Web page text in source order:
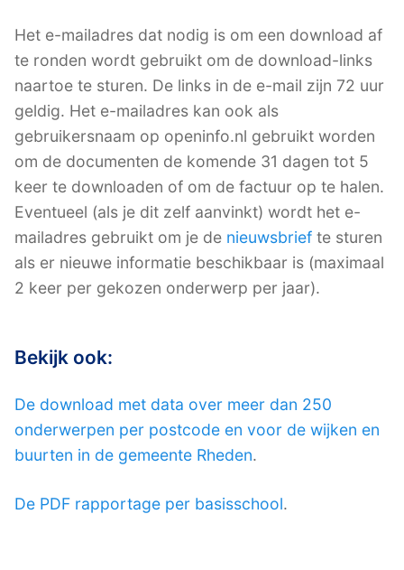
Het e-mailadres dat nodig is om een download af
te ronden wordt gebruikt om de download-links
naartoe te sturen. De links in de e-mail zijn 72 uur
geldig. Het e-mailadres kan ook als
gebruikersnaam op openinfo.nl gebruikt worden
om de documenten de komende 31 dagen tot 5
keer te downloaden of om de factuur op te halen.
Eventueel (als je dit zelf aanvinkt) wordt het e-
mailadres gebruikt om je de nieuwsbrief te sturen
als er nieuwe informatie beschikbaar is (maximaal
2 keer per gekozen onderwerp per jaar).
Bekijk ook:
De download met data over meer dan 250
onderwerpen per postcode en voor de wijken en
buurten in de gemeente Rheden.
De PDF rapportage per basisschool.